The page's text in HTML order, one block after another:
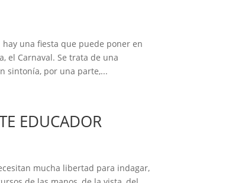
hay una fiesta que puede poner en
el Carnaval. Se trata de una
sintonía, por una parte,...
EDUCADOR
mucha libertad para indagar,